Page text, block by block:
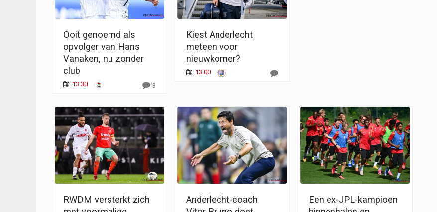
Ooit genoemd als
opvolger van Hans
Vanaken, nu zonder
club
13:30 3
Kiest Anderlecht
meteen voor
nieuwkomer?
13:00
RWDM versterkt zich
Anderlecht-coach
Een ex-JPL-kampioen